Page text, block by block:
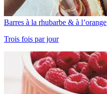
Barres à la rhubarbe & à l’orange
Trois fois par jour